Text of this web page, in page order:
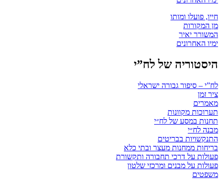
חייו, פועלו ומותו
מן המקורות
המשורר יאיר
ימיו האחרונים
היסטוריה של לח”י
לח”י – סיפור גבורה ישראלי
ציר זמן
מאמרים
תערוכות מקוונות
תחנות במסע של לח״י
מבנה לח״י
התנקשויות בבריטים
בריחות ממחנות מעצר ובתי כלא
פעולות על דרכי תחבורה ותקשורת
פעולות על מבנים ומרכזי שלטון
משפטים